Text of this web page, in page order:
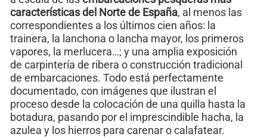
características del Norte de España, al menos las
correspondientes a los últimos cien años: la
trainera, la lanchona o lancha mayor, los primeros
vapores, la merlucera…; y una amplia exposición
de carpintería de ribera o construcción tradicional
de embarcaciones. Todo está perfectamente
documentado, con imágenes que ilustran el
proceso desde la colocación de una quilla hasta la
botadura, pasando por el imprescindible hacha, la
azulea y los hierros para carenar o calafatear.